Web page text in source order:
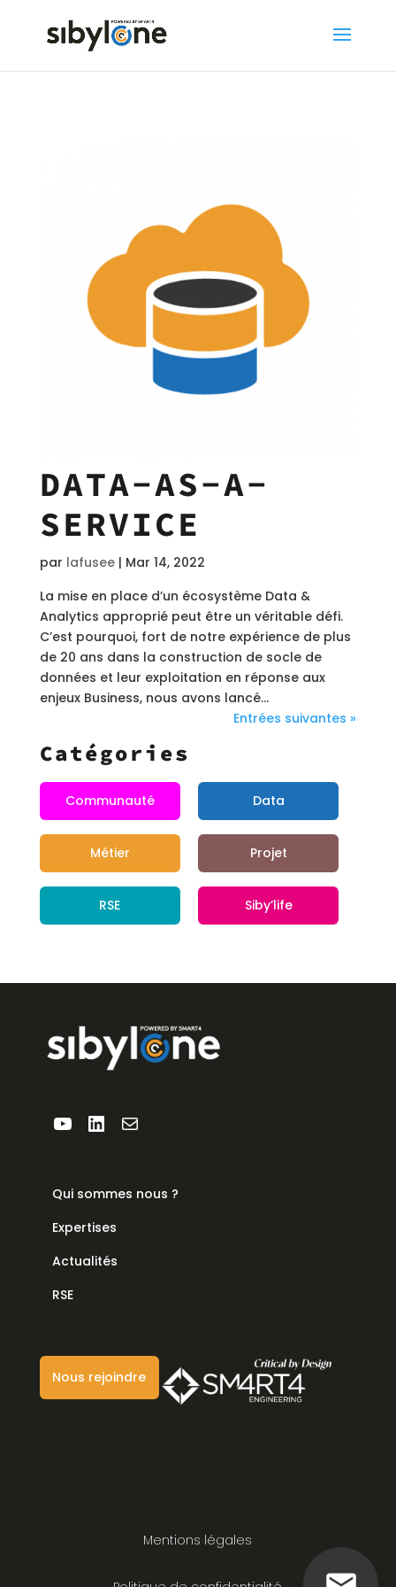
DATA-AS-A-
SERVICE
par lafusee| Mar 14, 2022
La mise en place d’un écosystème Data &
Analytics approprié peut être un véritable défi.
C’est pourquoi, fort de notre expérience de plus
de 20 ans dans la construction de socle de
données et leur exploitation en réponse aux
enjeux Business, nous avons lancé...
Entrées suivantes »
Catégories
Communauté Data
Métier Projet
RSE Siby’life
YouTube
LinkedIn
E-mail
Qui sommes nous ?
Expertises
Actualités
RSE
Nous rejoindre
Mentions légales